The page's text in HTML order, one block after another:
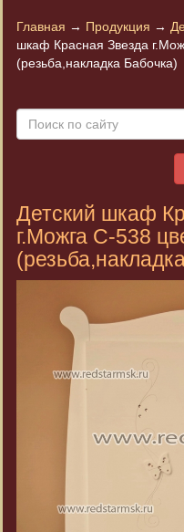
Главная → Продукция →
шкаф Красная Звезда
(резьба,накладка Бабочка)
Детский шкаф
г.Можга С-538